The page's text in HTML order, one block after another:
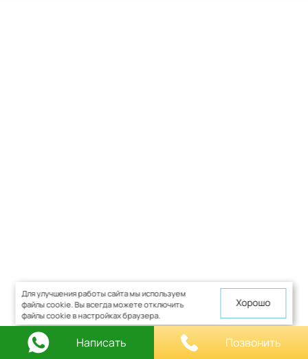
Для улучшения работы сайта мы используем
файлы cookie. Вы всегда можете отключить
файлы cookie в настройках браузера.
Хорошо
Написать Позвонить